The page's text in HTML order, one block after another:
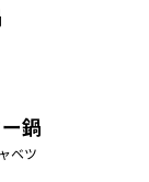
鍋
ベツ